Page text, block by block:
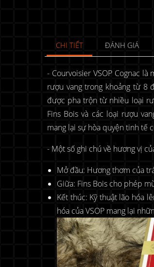
CHI TIẾT ĐÁNH GIÁ
- Courvoisier VSOP Cognac
rượu vang trong khoảng từ 8
được pha trộn từ nhiều loại
Fins Bois và các loại rượu
mang lại sự hòa quyện tinh tế
- Một số ghi chú về hương vị
Mở đầu: Hương thơm của
Giữa: Fins Bois cho phép
Kết thúc: Kỹ thuật lão hóa
hóa của VSOP mang lại